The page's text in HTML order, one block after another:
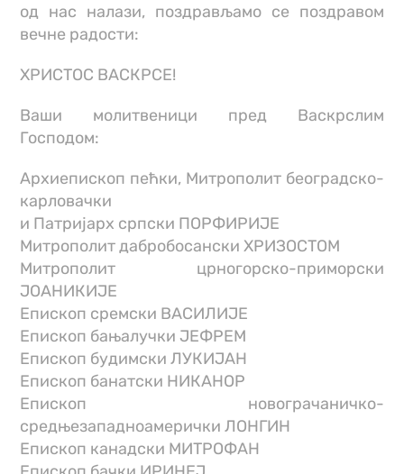
од нас налази, поздрављамо се поздравом
вечне радости:
ХРИСТОС ВАСКРСЕ!
Ваши молитвеници пред Васкрслим
Господом:
Архиепископ пећки, Митрополит београдско-
карловачки
и Патријарх српски ПОРФИРИЈЕ
Митрополит дабробосански ХРИЗОСТОМ
Митрополит црногорско-приморски
ЈОАНИКИЈЕ
Епископ сремски ВАСИЛИЈЕ
Епископ бањалучки ЈЕФРЕМ
Епископ будимски ЛУКИЈАН
Епископ банатски НИКАНОР
Епископ новограчаничко-
средњезападноамерички ЛОНГИН
Епископ канадски МИТРОФАН